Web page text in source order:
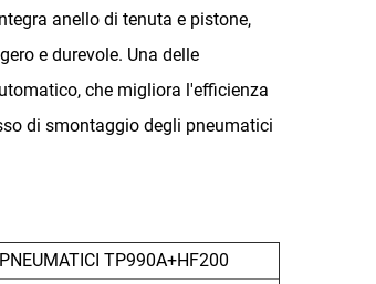
anello di tenuta e pistone,
e durevole. Una delle
che migliora l'efficienza
di smontaggio degli pneumatici
TP990A+HF200